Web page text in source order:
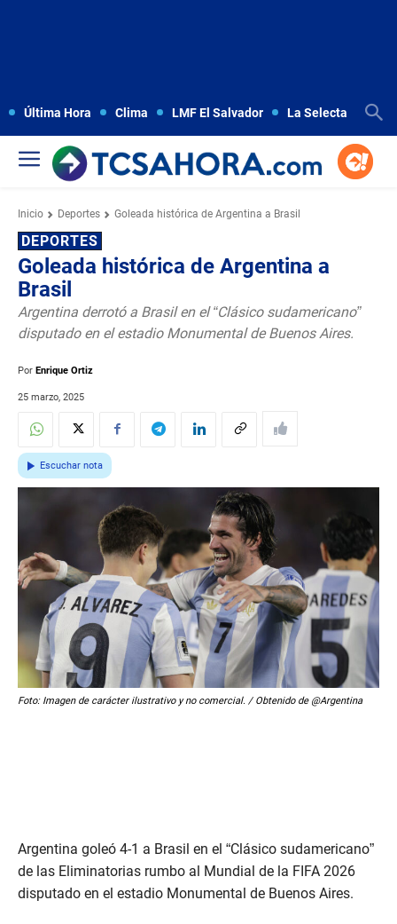
Última Hora Clima LMF El Salvador La Selecta
Inicio Deportes Goleada histórica de Argentina a Brasil
DEPORTES
Goleada histórica de Argentina a
Brasil
Argentina derrotó a Brasil en el “Clásico sudamericano”
disputado en el estadio Monumental de Buenos Aires.
Por Enrique Ortiz
25 marzo, 2025
Escuchar nota
Foto: Imagen de carácter ilustrativo y no comercial. / Obtenido de @Argentina
Argentina goleó 4-1 a Brasil en el “Clásico sudamericano”
de las Eliminatorias rumbo al Mundial de la FIFA 2026
disputado en el estadio Monumental de Buenos Aires.